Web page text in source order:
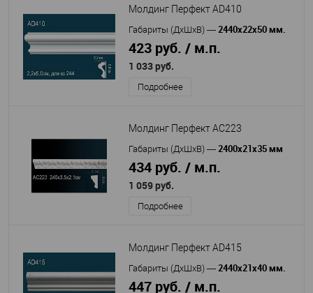
Молдинг Перфект AD410
Габариты (ДхШхВ) — 2440х22х50 мм.
423 руб. / м.п.
1 033 руб.
Подробнее
Молдинг Перфект AC223
Габариты (ДхШхВ) — 2400х21х35 мм
434 руб. / м.п.
1 059 руб.
Подробнее
Молдинг Перфект AD415
Габариты (ДхШхВ) — 2440х21х40 мм.
447 руб. / м.п.